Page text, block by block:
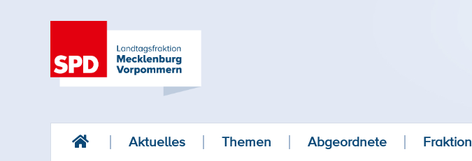
Aktuelles Themen Abgeordnete Fraktion